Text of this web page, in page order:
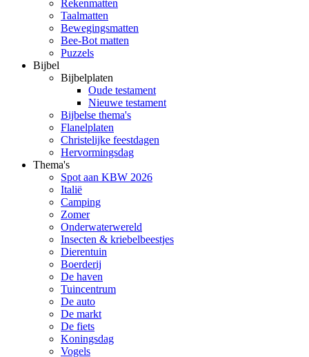
Rekenmatten
Taalmatten
Bewegingsmatten
Bee-Bot matten
Puzzels
Bijbel
Bijbelplaten
Oude testament
Nieuwe testament
Bijbelse thema's
Flanelplaten
Christelijke feestdagen
Hervormingsdag
Thema's
Spot aan KBW 2026
Italië
Camping
Zomer
Onderwaterwereld
Insecten & kriebelbeestjes
Dierentuin
Boerderij
De haven
Tuincentrum
De auto
De markt
De fiets
Koningsdag
Vogels